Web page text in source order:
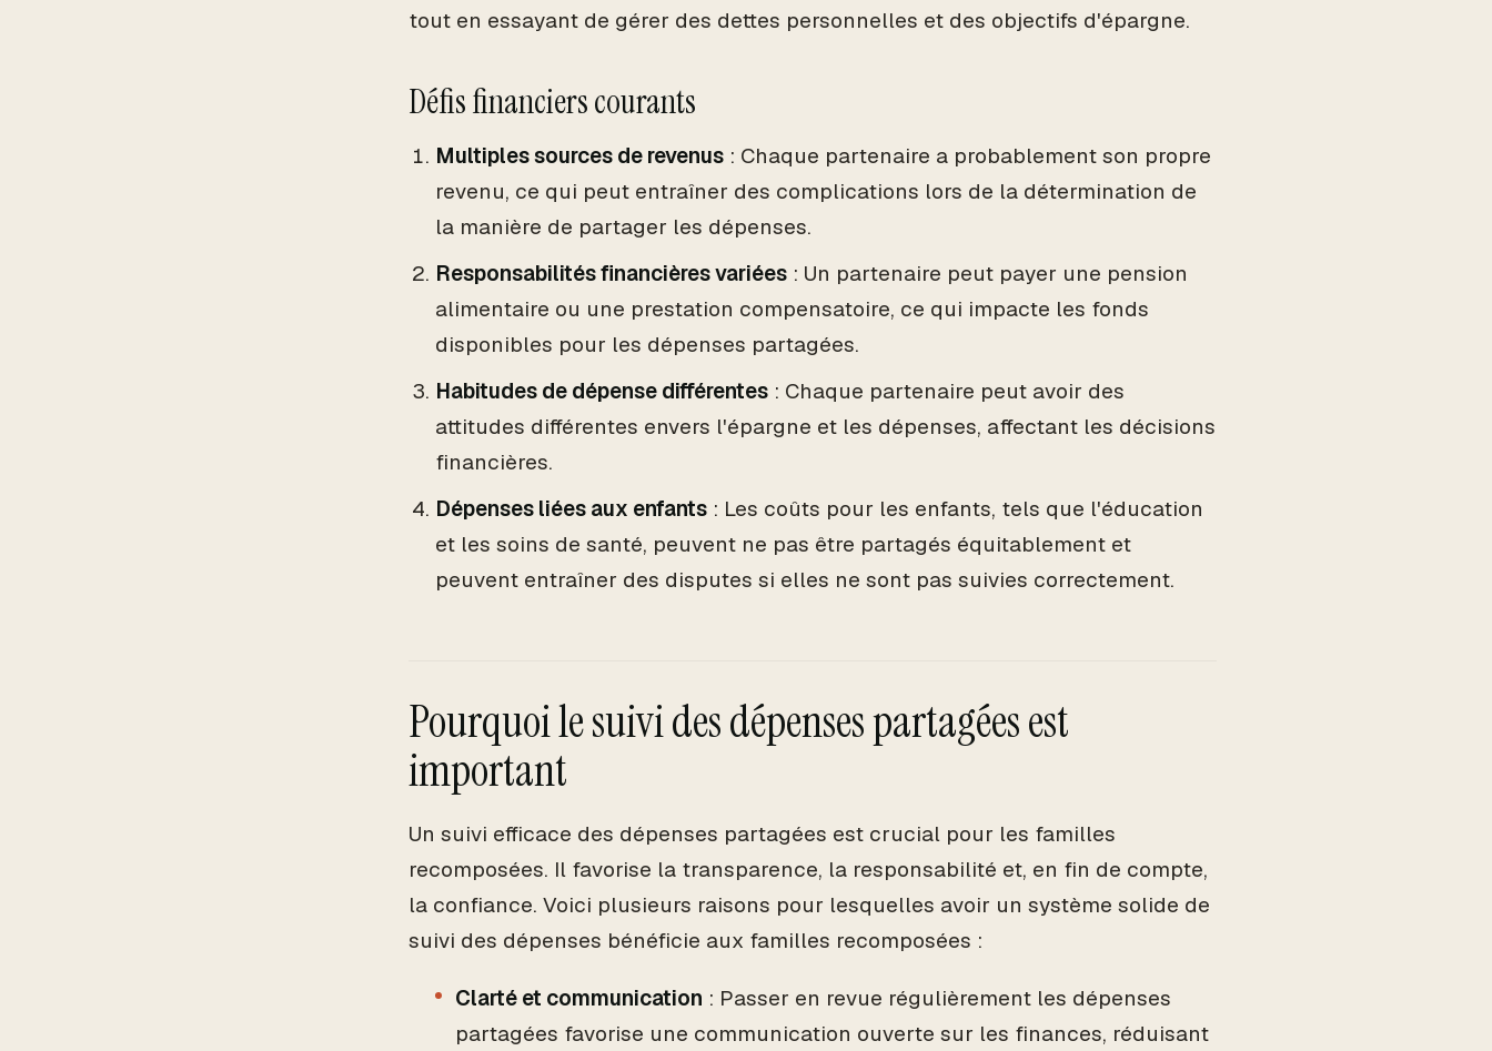
tout en essayant de gérer des dettes personnelles et des objectifs d'épargne.
Défis financiers courants
Multiples sources de revenus : Chaque partenaire a probablement son propre
revenu, ce qui peut entraîner des complications lors de la détermination de
la manière de partager les dépenses.
Responsabilités financières variées : Un partenaire peut payer une pension
alimentaire ou une prestation compensatoire, ce qui impacte les fonds
disponibles pour les dépenses partagées.
Habitudes de dépense différentes : Chaque partenaire peut avoir des
attitudes différentes envers l'épargne et les dépenses, affectant les décisions
financières.
Dépenses liées aux enfants : Les coûts pour les enfants, tels que l'éducation
et les soins de santé, peuvent ne pas être partagés équitablement et
peuvent entraîner des disputes si elles ne sont pas suivies correctement.
Pourquoi le suivi des dépenses partagées est
important
Un suivi efficace des dépenses partagées est crucial pour les familles
recomposées. Il favorise la transparence, la responsabilité et, en fin de compte,
la confiance. Voici plusieurs raisons pour lesquelles avoir un système solide de
suivi des dépenses bénéficie aux familles recomposées :
Clarté et communication : Passer en revue régulièrement les dépenses
partagées favorise une communication ouverte sur les finances, réduisant